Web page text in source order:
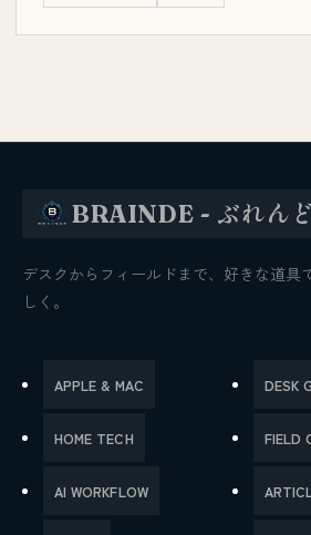
BRAINDE - ぶれん
デスクからフィールドまで、好きな道具
しく。
APPLE & MAC DESK
HOME TECH FIELD
AI WORKFLOW